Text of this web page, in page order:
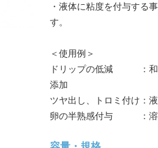
・液体に粘度を付与する
す。
＜使用例＞
ドリップの低減 ：和え
添加
ツヤ出し、トロミ付け：
卵の半熟感付与 ：溶き